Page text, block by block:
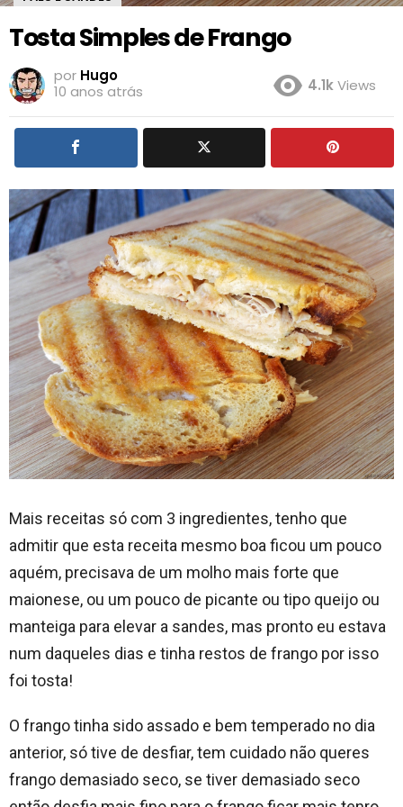
Tosta Simples de Frango
por Hugo
10 anos atrás
4.1kViews
Mais receitas só com 3 ingredientes, tenho que
admitir que esta receita mesmo boa ficou um pouco
aquém, precisava de um molho mais forte que
maionese, ou um pouco de picante ou tipo queijo ou
manteiga para elevar a sandes, mas pronto eu estava
num daqueles dias e tinha restos de frango por isso
foi tosta!
O frango tinha sido assado e bem temperado no dia
anterior, só tive de desfiar, tem cuidado não queres
frango demasiado seco, se tiver demasiado seco